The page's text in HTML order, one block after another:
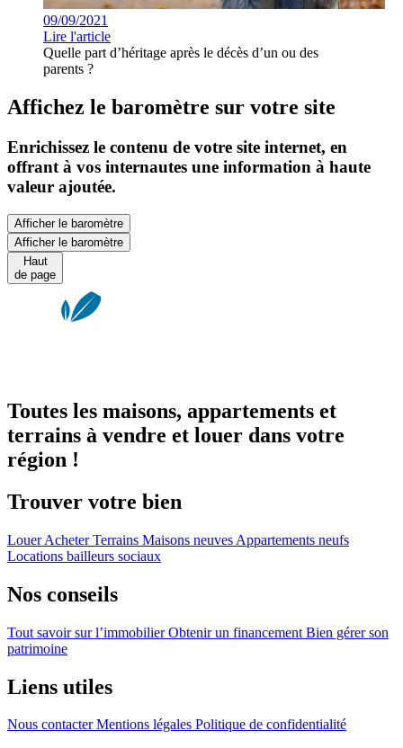
09/09/2021
Lire l'article
Quelle part d’héritage après le décès d’un ou des
parents ?
Affichez le baromètre sur votre site
Enrichissez le contenu de votre site internet, en
offrant à vos internautes une information à haute
valeur ajoutée.
Afficher le baromètre
Afficher le baromètre
Haut
de page
Toutes les maisons, appartements et
terrains à vendre et louer dans votre
région !
Trouver votre bien
LouerAcheterTerrains Maisons neuves Appartements neufs
Locations bailleurs sociaux
Nos conseils
Tout savoir sur l’immobilierObtenir un financement Bien gérer son
patrimoine
Liens utiles
Nous contacterMentions légales Politique de confidentialité